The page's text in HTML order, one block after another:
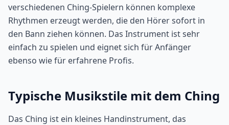
verschiedenen Ching-Spielern können komplexe
Rhythmen erzeugt werden, die den Hörer sofort in
den Bann ziehen können. Das Instrument ist sehr
einfach zu spielen und eignet sich für Anfänger
ebenso wie für erfahrene Profis.
Typische Musikstile mit dem Ching
Das Ching ist ein kleines Handinstrument, das